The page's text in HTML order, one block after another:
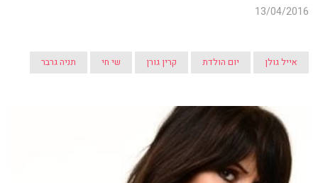
13/04/2016
אייל גולן יום הולדת קרין גורן שי חי תניה גרבר